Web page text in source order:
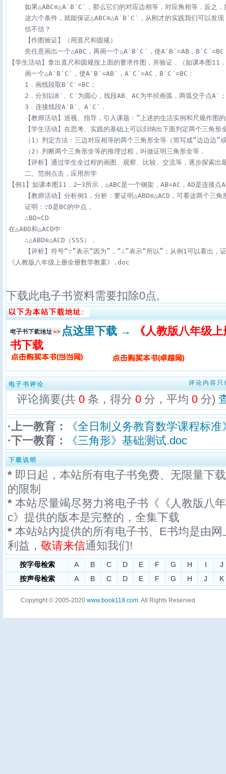
如果△ABC≌△A′B′C′，那么它们的对应边相等，对应角相等．反
这六个条件，就能保证△ABC≌△A′B′C′，从刚才的实践我们可以发现
    信不信？
    【作图验证】（用直尺和圆规）
先任意画出一个△ABC，再画一个△A′B′C′，使A′B′=AB，B′C′=BC
【学生活动】拿出直尺和圆规按上面的要求作图，并验证．（如课本图11
    画一个△A′B′C′，使A′B′=AB′，A′C′=AC，B′C′=BC：
    1．画线段取B′C′=BC；
    2．分别以B′、C′为圆心，线段AB、AC为半径画弧，两弧交于点A′；
    3．连接线段A′B′、A′C′．
【教师活动】巡视、指导，引入课题：“上述的生活实例和尺规作图
【学生活动】在思考、实践的基础上可以归纳出下面判定两个三角形
（1）判定方法：三边对应相等的两个三角形全等（简写成“边边边”
    （2）判断两个三角形全等的推理过程，叫做证明三角形全等．
【评析】通过学生全过程的画图、观察、比较、交流等，逐步探索
    二、范例点击，应用所学
【例1】如课本图11．2─3所示，△ABC是一个钢架，AB=AC，AD是连接
【教师活动】分析例1，分析：要证明△ABD≌△ACD，可看这两个三角
    证明：∵D是BC的中点，
    ∴BD=CD
在△ABD和△ACD中
    ∴△ABD≌△ACD（SSS）．
【评析】符号“∵”表示“因为”，“∴”表示“所以”；从例1可以看出，
《人教版八年级上册全册数学教案》.doc
下载此电子书资料需要扣除0点,
点这里下载 →
《人教版八年级
书下载
电子书评论 评论内容只
评论摘要(共 0 条，得分 0 分，平均 0 分)
·上一教育：
《全日制义务教育数学课程标
·下一教育：
《三角形》基础测试.doc
下载说明
* 即日起，本站所有电子书免费、无限量下
的限制
* 本站尽量竭尽努力将电子书《《人教版八
c》提供的版本是完整的，全集下载
* 本站站内提供的所有电子书、E书均是由
利益， 敬请来信通知我们!
按字母检索 A B C D E F G H I
J
按声母检索
A B C D E F G H J K
Copyright © 2005-2020 www.book118.com. All Rights Reserved